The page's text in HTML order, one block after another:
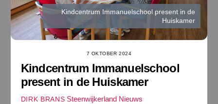
Kindcentrum Immanuelschool present in de
Huiskamer
7 OKTOBER 2024
Kindcentrum Immanuelschool
present in de Huiskamer
DIRK BRANS Steenwijkerland Nieuws